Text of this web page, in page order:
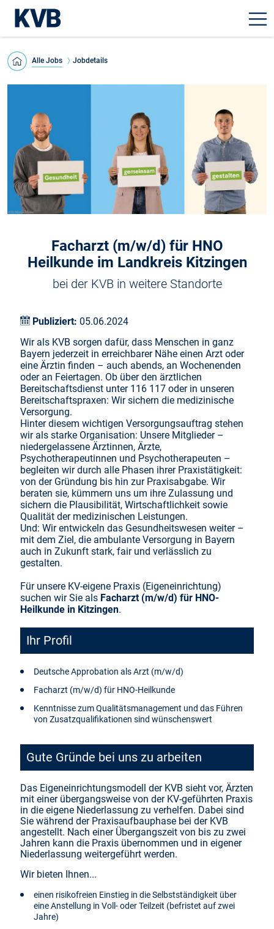
Alle Jobs Jobdetails
Facharzt (m/w/d) für HNO
Heilkunde im Landkreis Kitzingen
bei der KVB in weitere Standorte
Publiziert: 05.06.2024
Wir als KVB sorgen dafür, dass Menschen in ganz
Bayern jederzeit in erreichbarer Nähe einen Arzt oder
eine Ärztin finden – auch abends, an Wochenenden
oder an Feiertagen. Ob über den ärztlichen
Bereitschaftsdienst unter 116 117 oder in unseren
Bereitschaftspraxen: Wir sichern die medizinische
Versorgung.
Hinter diesem wichtigen Versorgungsauftrag stehen
wir als starke Organisation: Unsere Mitglieder –
niedergelassene Ärztinnen, Ärzte,
Psychotherapeutinnen und Psychotherapeuten –
begleiten wir durch alle Phasen ihrer Praxistätigkeit:
von der Gründung bis hin zur Praxisabgabe. Wir
beraten sie, kümmern uns um ihre Zulassung und
sichern die Plausibilität, Wirtschaftlichkeit sowie
Qualität der medizinischen Leistungen.
Und: Wir entwickeln das Gesundheitswesen weiter –
mit dem Ziel, die ambulante Versorgung in Bayern
auch in Zukunft stark, fair und verlässlich zu
gestalten.
Für unsere KV-eigene Praxis (Eigeneinrichtung)
suchen wir Sie als Facharzt (m/w/d) für HNO-
Heilkunde in Kitzingen.
Ihr Profil
Deutsche Approbation als Arzt (m/w/d)
Facharzt (m/w/d) für HNO-Heilkunde
Kenntnisse zum Qualitätsmanagement und das Führen
von Zusatzqualifikationen sind wünschenswert
Gute Gründe bei uns zu arbeiten
Das Eigeneinrichtungsmodell der KVB sieht vor, Ärzten
mit einer übergangsweise von der KV-geführten Praxis
in die eigene Niederlassung zu verhelfen. Dabei sind
Sie während der Praxisaufbauphase bei der KVB
angestellt. Nach einer Übergangszeit von bis zu zwei
Jahren kann die Praxis übernommen und in eigener
Niederlassung weitergeführt werden.
Wir bieten Ihnen...
einen risikofreien Einstieg in die Selbstständigkeit über
eine Anstellung in Voll- oder Teilzeit (befristet auf zwei
Jahre)